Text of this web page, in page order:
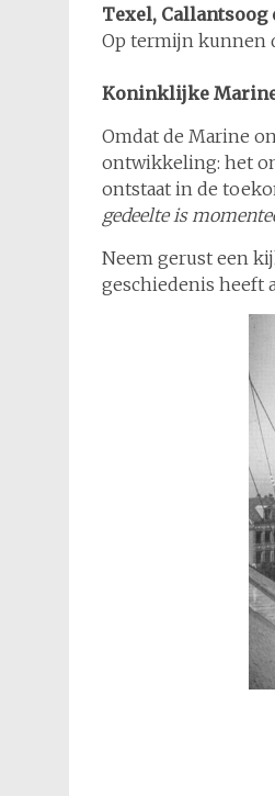
Texel, Callantsoog
Op termijn kunnen
Koninklijke
Omdat de Marine
ontwikkeling: het
ontstaat in de
gedeelte is
Neem gerust een
geschiedenis heeft